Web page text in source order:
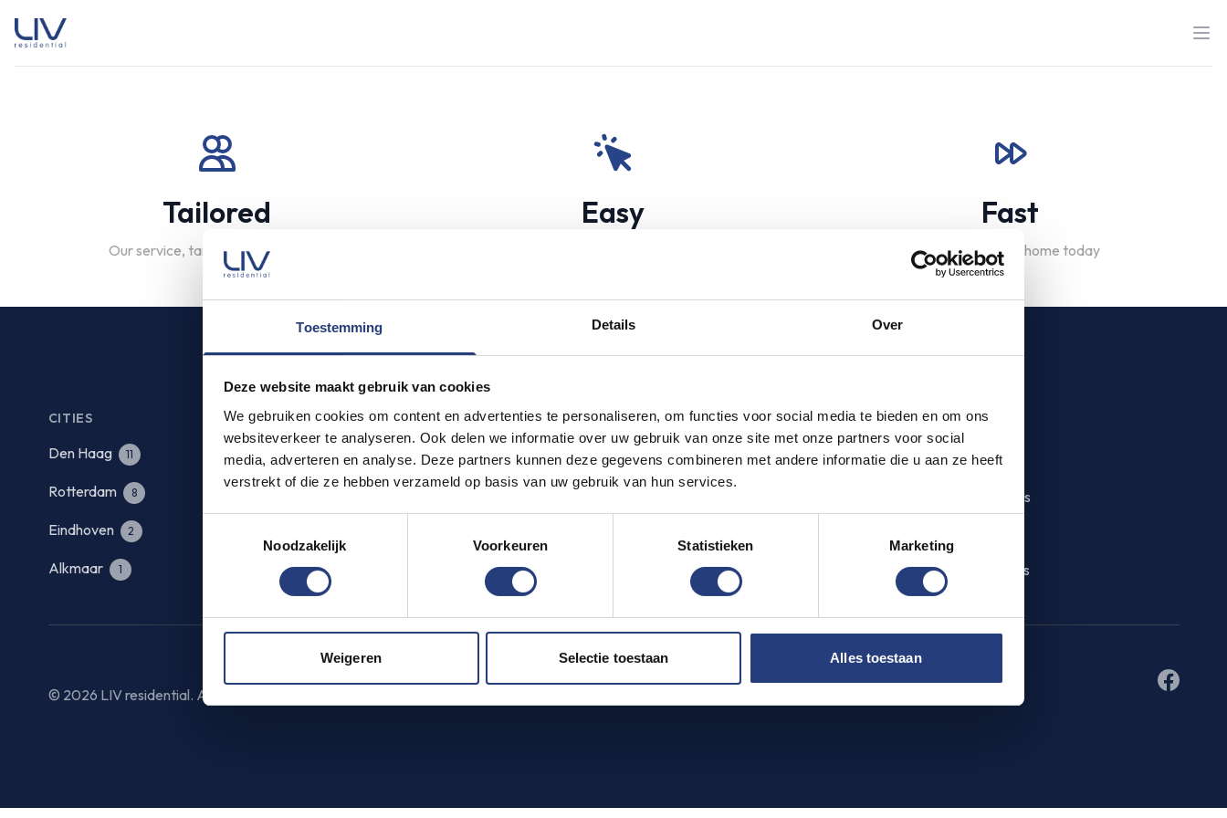
Toestemming Details Over
Deze website maakt gebruik van cookies
We gebruiken cookies om content en advertenties te personaliseren, om functies voor social media te bieden en om ons
websiteverkeer te analyseren. Ook delen we informatie over uw gebruik van onze site met onze partners voor social
media, adverteren en analyse. Deze partners kunnen deze gegevens combineren met andere informatie die u aan ze heeft
verstrekt of die ze hebben verzameld op basis van uw gebruik van hun services.
Noodzakelijk
Voorkeuren Statistieken Marketing
Weigeren Selectie toestaan Alles toestaan
Tailored
Our service, tailored to your needs
Easy Fast
Find your dream home today
CITIES
Den Haag 11 Amsterdam
Rotterdam 8 Utrecht
Eindhoven 2
Alkmaar 1 Zoetermeer
PROCESS
Viewing
Digital leasing
LEGAL
Privacy & Cookies
Letting conditions
Facebook
© 2026 LIV residential. All rights reserved.